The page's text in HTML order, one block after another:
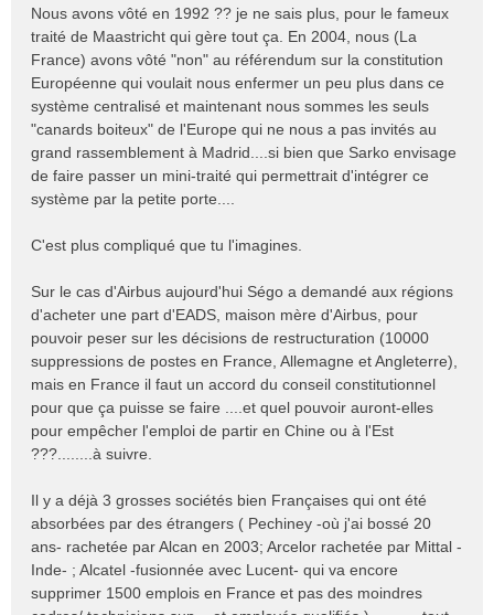
n
l
u
Nous avons vôté en 1992 ?? je ne sais plus, pour le fameux
traité de Maastricht qui gère tout ça. En 2004, nous (La
France) avons vôté "non" au référendum sur la constitution
Européenne qui voulait nous enfermer un peu plus dans ce
système centralisé et maintenant nous sommes les seuls
"canards boiteux" de l'Europe qui ne nous a pas invités au
grand rassemblement à Madrid....si bien que Sarko envisage
de faire passer un mini-traité qui permettrait d'intégrer ce
système par la petite porte....
C'est plus compliqué que tu l'imagines.
Sur le cas d'Airbus aujourd'hui Ségo a demandé aux régions
d'acheter une part d'EADS, maison mère d'Airbus, pour
pouvoir peser sur les décisions de restructuration (10000
suppressions de postes en France, Allemagne et Angleterre),
mais en France il faut un accord du conseil constitutionnel
pour que ça puisse se faire ....et quel pouvoir auront-elles
pour empêcher l'emploi de partir en Chine ou à l'Est
???........à suivre.
Il y a déjà 3 grosses sociétés bien Françaises qui ont été
absorbées par des étrangers ( Pechiney -où j'ai bossé 20
ans- rachetée par Alcan en 2003; Arcelor rachetée par Mittal -
Inde- ; Alcatel -fusionnée avec Lucent- qui va encore
supprimer 1500 emplois en France et pas des moindres